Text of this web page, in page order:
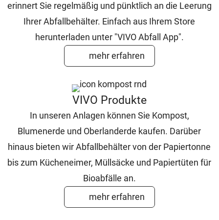
erinnert Sie regelmäßig und pünktlich an die Leerung
Ihrer Abfallbehälter. Einfach aus Ihrem Store
herunterladen unter "VIVO Abfall App".
mehr erfahren
VIVO Produkte
In unseren Anlagen können Sie Kompost,
Blumenerde und Oberlanderde kaufen. Darüber
hinaus bieten wir Abfallbehälter von der Papiertonne
bis zum Kücheneimer, Müllsäcke und Papiertüten für
Bioabfälle an.
mehr erfahren